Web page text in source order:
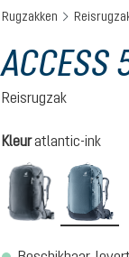
Rugzakken
ACCESS
Reisrugzak
Selecteer
Kleuratlantic-ink
black